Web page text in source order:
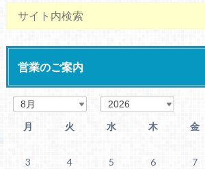
営業のご案内
月 火 水 木 金
3
4 5 6 7